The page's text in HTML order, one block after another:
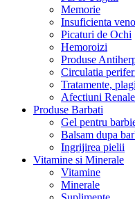
Memorie
Insuficienta
Picaturi de Ochi
Hemoroizi
Produse
Circulatia
Tratamente,
Afectiuni Renale
Produse Barbati
Gel pentru
Balsam dupa
Ingrijirea pielii
Vitamine si Minerale
Vitamine
Minerale